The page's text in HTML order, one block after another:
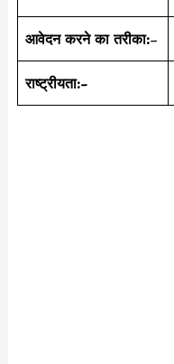
आवेदन करने का तरीका:–
राष्ट्रीयता:-